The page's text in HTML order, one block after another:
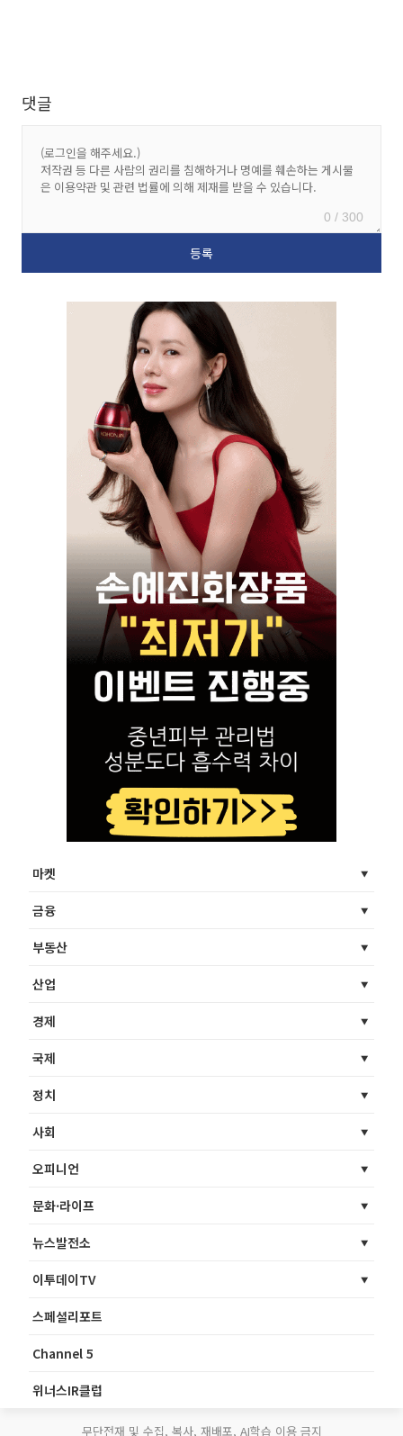
댓글
0 / 300
마켓
금융
부동산
산업
경제
국제
정치
사회
오피니언
문화·라이프
뉴스발전소
이투데이TV
스페셜리포트
Channel 5
위너스IR클럽
무단전재 및 수집, 복사, 재배포, AI학습 이용 금지